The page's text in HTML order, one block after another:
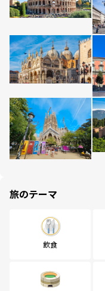
旅のテーマ
飲食